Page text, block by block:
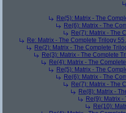
Re(5): Matrix - The
Re(6): Matrix - The
Re(7): Matrix - The
Re: Matrix - The Complete Trilogy
Re(2): Matrix - The Complete
Re(3): Matrix - The Complete
Re(4): Matrix - The
Re(5): Matrix - The
Re(6): Matrix - The
Re(7): Matrix - The
Re(8): Matrix -
Re(9): Matrix
Re(10):